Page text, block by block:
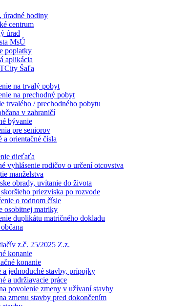
úradné hodiny
centrum
úrad
MsÚ
poplatky
aplikácia
Šaľa
na trvalý pobyt
na prechodný pobyt
trvalého / prechodného pobytu
v zahraničí
bývanie
pre seniorov
a orientačné čísla
dieťaťa
vyhlásenie rodičov o určení otcovstva
manželstva
obrady, uvítanie do života
priezviska po rozvode
o rodnom čísle
osobitnej matriky
duplikátu matričného dokladu
z.č. 25/2025 Z.z.
konanie
konanie
a jednoduché stavby, prípojky
a udržiavacie práce
povolenie zmeny v užívaní stavby
zmenu stavby pred dokončením